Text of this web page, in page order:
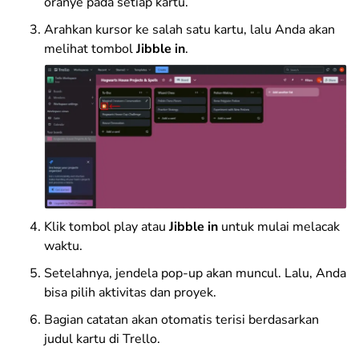
Arahkan kursor ke salah satu kartu, lalu Anda akan
melihat tombolJibble in.
Klik tombol play atau Jibble in untuk mulai melacak
waktu.
Setelahnya, jendela pop-up akan muncul. Lalu, Anda
bisa pilih aktivitas dan proyek.
Bagian catatan akan otomatis terisi berdasarkan
judul kartu di Trello.